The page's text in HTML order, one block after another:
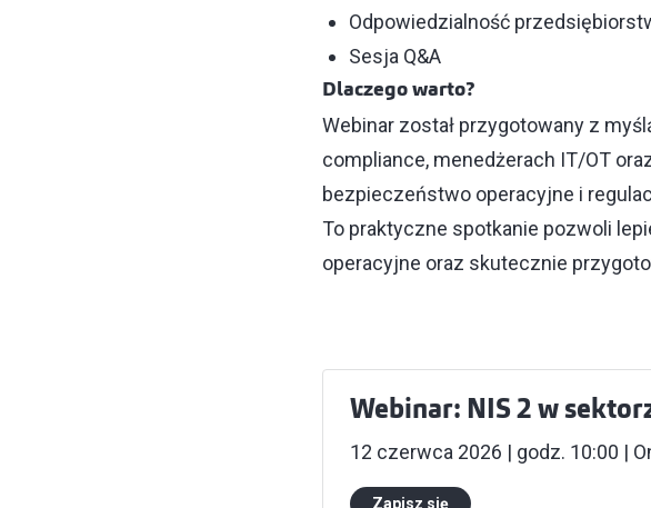
Odpowiedzialność
Sesja Q&A
Dlaczego warto?
Webinar został przygotowany z
compliance, menedżerach IT/OT
bezpieczeństwo operacyjne i
To praktyczne spotkanie pozwoli
operacyjne oraz skutecznie
Webinar: NIS 2 w
12 czerwca 2026 | godz. 10:00 |
Zapisz się